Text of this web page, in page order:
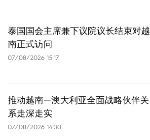
泰国国会主席兼下议院议长结束对越
南正式访问
07/08/2026 15:17
推动越南—澳大利亚全面战略伙伴关
系走深走实
07/08/2026 14:30